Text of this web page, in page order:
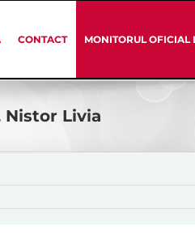
CONTACT MONITORUL OFICIAL
Nistor Livia